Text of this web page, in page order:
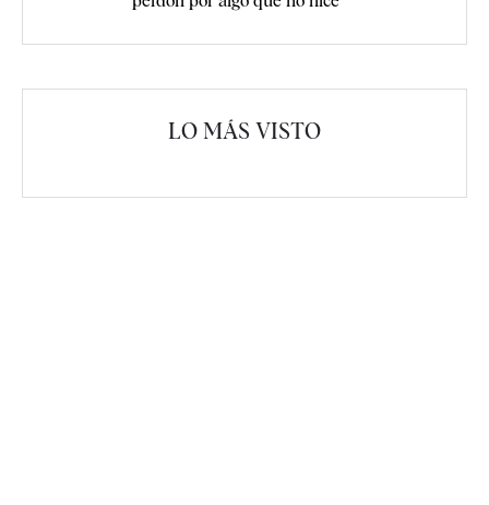
LO MÁS VISTO